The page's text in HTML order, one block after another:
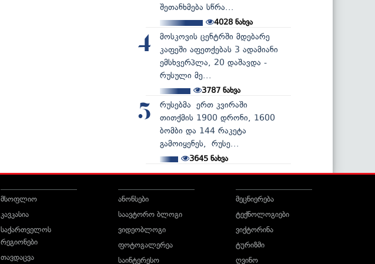
შეთანხმება სწრა...
4028ნახვა
4
მოსკოვის ცენტრში მდებარე
კაფეში აფეთქებას 3 ადამიანი
ემსხვერპლა, 20 დაშავდა -
რუსული მე...
3787ნახვა
5
რუსებმა ერთ კვირაში
თითქმის 1900 დრონი, 1600
ბომბი და 144 რაკეტა
გამოიყენეს, რუსე...
3645 ნახვა
მსოფლიო
კავკასია
საქართველოს
რეგიონები
თავდაცვა
ანონსები
საავტორო ბლოგი
ვიდეობლოგი
ფოტოგალერეა
საინტერესო
მეცნიერება
ტექნოლოგიები
ვიქტორინა
ტურიზმი
ღვინო